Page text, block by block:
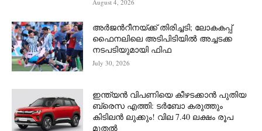
August 4, 2026
അർജന്‍റീനയ്ക്ക് തിരിച്ചടി; ലോകകപ്പ്
ഫൈനലിലെ അടിപിടിയിൽ അച്ചടക്ക
നടപടിയുമായി ഫിഫ
July 30, 2026
ഇന്ത്യൻ വിപണിയെ കീഴടക്കാന്‍ പുതിയ
ബ്രെസ എത്തി: ടർബോ കരുത്തും
കിടിലൻ ലുക്കും! വില 7.40 ലക്ഷം രൂപ
മുതൽ